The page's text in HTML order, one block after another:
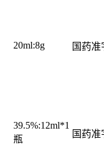
20ml:8g 国药准
39.5%:12ml*1
瓶
国药准